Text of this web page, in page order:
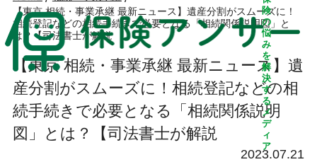
険
の
悩
み
を
解
決
す
る
メ
デ
ィ
ア
【東京 相続・事業承継 最新ニュース】遺産分割がスムーズに！
相続登記などの相続手続きで必要となる「相続関係説明図」と
は？【司法書士が解説
【東京 相続・事業承継 最新ニュース】遺
産分割がスムーズに！相続登記などの相
続手続きで必要となる「相続関係説明
図」とは？【司法書士が解説
2023.07.21